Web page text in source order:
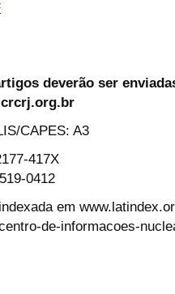
deverão ser
CAPES: A3
417X
0412
em
de-informacoes-